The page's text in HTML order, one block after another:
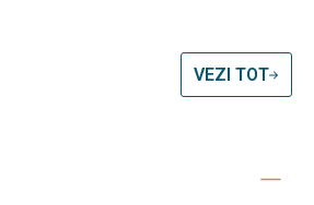
VEZI TOT